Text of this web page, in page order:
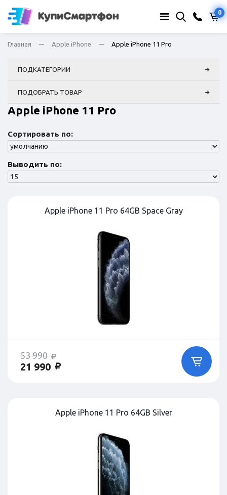
0
Главная Apple iPhone Apple iPhone 11 Pro
ПОДКАТЕГОРИИ
ПОДОБРАТЬ ТОВАР
Apple iPhone 11 Pro
Сортировать по:
Выводить по:
Apple iPhone 11 Pro 64GB Space Gray
53 990
21 990
Apple iPhone 11 Pro 64GB Silver